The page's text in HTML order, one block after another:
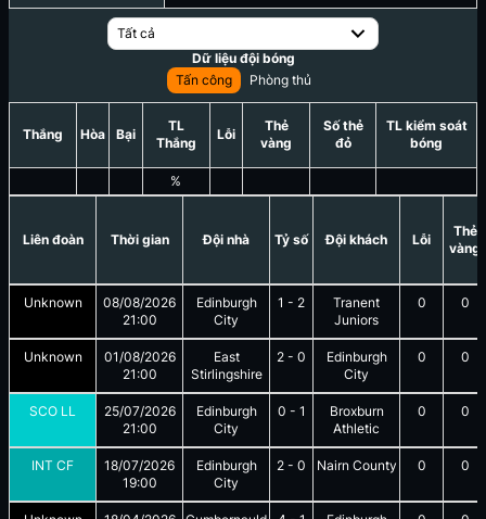
Tất cả
Dữ liệu đội bóng
Tấn công
Phòng thủ
Thắng Hòa Bại
TL
Thắng
%
Lỗi
Thẻ
vàng
Số thẻ
đỏ
TL kiểm soát
bóng
Liên đoàn Thời gian Đội nhà Tỷ số Đội khách Lỗi
Thẻ
vàng
Unknown
08/08/2026
21:00
Edinburgh
City
1 - 2
Tranent
Juniors
0 0
Unknown
01/08/2026
21:00
East
Stirlingshire
2 - 0
Edinburgh
City
0 0
SCO LL
25/07/2026
21:00
Edinburgh
City
0 - 1
Broxburn
Athletic
0 0
INT CF
18/07/2026
19:00
Edinburgh
City
2 - 0 Nairn County 0 0